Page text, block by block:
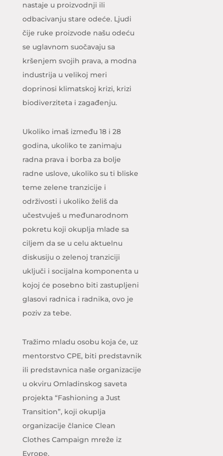
nastaje u proizvodnji ili
odbacivanju stare odeće. Ljudi
čije ruke proizvode našu odeću
se uglavnom suočavaju sa
kršenjem svojih prava, a modna
industrija u velikoj meri
doprinosi klimatskoj krizi, krizi
biodiverziteta i zagađenju.
Ukoliko imaš između 18 i 28
godina, ukoliko te zanimaju
radna prava i borba za bolje
radne uslove, ukoliko su ti bliske
teme zelene tranzicije i
održivosti i ukoliko želiš da
učestvuješ u međunarodnom
pokretu koji okuplja mlade sa
ciljem da se u celu aktuelnu
diskusiju o zelenoj tranziciji
uključi i socijalna komponenta u
kojoj će posebno biti zastupljeni
glasovi radnica i radnika, ovo je
poziv za tebe.
Tražimo mladu osobu koja će, uz
mentorstvo CPE, biti predstavnik
ili predstavnica naše organizacije
u okviru Omladinskog saveta
projekta “Fashioning a Just
Transition”, koji okuplja
organizacije članice Clean
Clothes Campaign mreže iz
Evrope.